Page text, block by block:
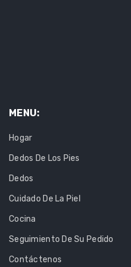
MENU:
Hogar
Dedos De Los Pies
Dedos
Cuidado De La Piel
Cocina
Seguimiento De Su Pedido
Contáctenos